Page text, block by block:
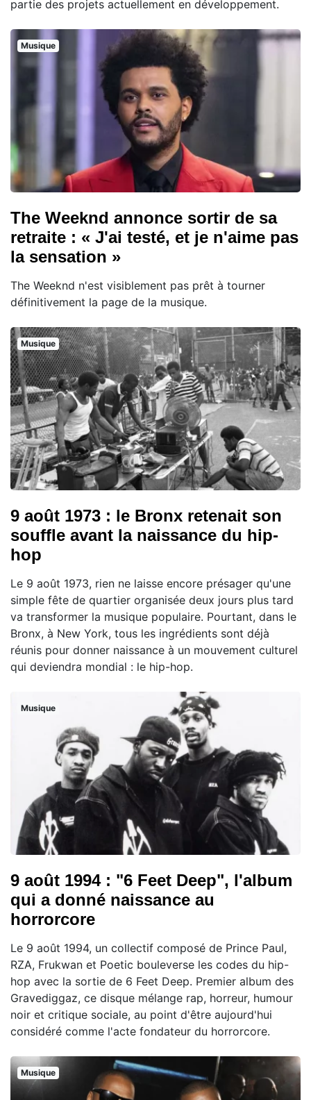
partie des projets actuellement en développement.
Musique
The Weeknd annonce sortir de sa
retraite : « J'ai testé, et je n'aime pas
la sensation »
The Weeknd n'est visiblement pas prêt à tourner
définitivement la page de la musique.
Musique
9 août 1973 : le Bronx retenait son
souffle avant la naissance du hip-
hop
Le 9 août 1973, rien ne laisse encore présager qu'une
simple fête de quartier organisée deux jours plus tard
va transformer la musique populaire. Pourtant, dans le
Bronx, à New York, tous les ingrédients sont déjà
réunis pour donner naissance à un mouvement culturel
qui deviendra mondial : le hip-hop.
Musique
9 août 1994 : "6 Feet Deep", l'album
qui a donné naissance au
horrorcore
Le 9 août 1994, un collectif composé de Prince Paul,
RZA, Frukwan et Poetic bouleverse les codes du hip-
hop avec la sortie de 6 Feet Deep. Premier album des
Gravediggaz, ce disque mélange rap, horreur, humour
noir et critique sociale, au point d'être aujourd'hui
considéré comme l'acte fondateur du horrorcore.
Musique